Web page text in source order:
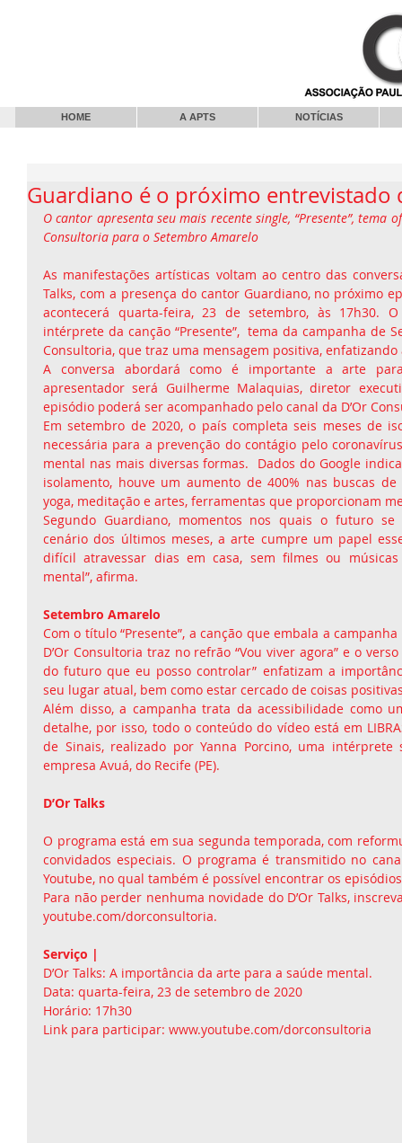
HOME A APTS NOTÍCIAS
Guardiano é o próximo entrevistado
O cantor apresenta seu mais recente single, “Presente”, tema
Consultoria para o Setembro Amarelo
As manifestações artísticas voltam ao centro das
Talks, com a presença do cantor Guardiano, no próximo
acontecerá quarta-feira, 23 de setembro, às 17h30.
intérprete da canção “Presente”,  tema da campanha de
Consultoria, que traz uma mensagem positiva,
A conversa abordará como é importante a arte
apresentador será Guilherme Malaquias, diretor
episódio poderá ser acompanhado pelo canal da D’Or
Em setembro de 2020, o país completa seis meses de
necessária para a prevenção do contágio pelo
mental nas mais diversas formas.  Dados do Google
isolamento, houve um aumento de 400% nas buscas
yoga, meditação e artes, ferramentas que proporcionam
Segundo Guardiano, momentos nos quais o futuro
cenário dos últimos meses, a arte cumpre um papel
difícil atravessar dias em casa, sem filmes ou
mental”, afirma.
Setembro Amarelo
Com o título “Presente”, a canção que embala a
D’Or Consultoria traz no refrão “Vou viver agora” e o
do futuro que eu posso controlar” enfatizam a
seu lugar atual, bem como estar cercado de coisas
Além disso, a campanha trata da acessibilidade como
detalhe, por isso, todo o conteúdo do vídeo está em
de Sinais, realizado por Yanna Porcino, uma
empresa Avuá, do Recife (PE).
D’Or Talks
O programa está em sua segunda temporada, com
convidados especiais. O programa é transmitido no
Youtube, no qual também é possível encontrar os
Para não perder nenhuma novidade do D’Or Talks,
youtube.com/dorconsultoria.
Serviço |
D’Or Talks: A importância da arte para a saúde mental.
Data: quarta-feira, 23 de setembro de 2020
Horário: 17h30
Link para participar: www.youtube.com/dorconsultoria